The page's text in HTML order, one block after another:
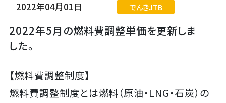
2022年04月01日 でんきJTB
2022年5月の燃料費調整単価を更新しま
した。
【燃料費調整制度】
燃料費調整制度とは燃料（原油・LNG・石炭）の